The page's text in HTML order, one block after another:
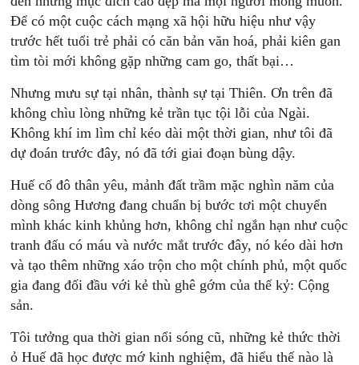
Để có một cuộc cách mạng xã hội hữu hiệu như vậy
trước hết tuổi trẻ phải có căn bản văn hoá, phải kiên gan
tìm tòi mới không gặp những cam go, thất bại…
Nhưng mưu sự tại nhân, thành sự tại Thiên. Ơn trên đã
không chìu lòng những kẻ trần tục tội lỗi của Ngài.
Không khí im lìm chỉ kéo dài một thời gian, như tôi đã
dự đoán trước đây, nó đã tới giai đoạn bùng dậy.
Huế cố đô thân yêu, mảnh đất trầm mặc nghìn năm của
dòng sông Hương đang chuẩn bị bước tơi một chuyển
mình khác kinh khủng hơn, không chỉ ngắn hạn như cuộc
tranh đấu có máu và nước mắt trước đây, nó kéo dài hơn
và tạo thêm những xáo trộn cho một chính phủ, một quốc
gia đang đối đầu với kẻ thù ghê gớm của thế kỷ: Cộng
sản.
Tôi tưởng qua thời gian nổi sóng cũ, những kẻ thức thời
ỏ Huế đã học được mớ kinh nghiệm, đã hiểu thế nào là